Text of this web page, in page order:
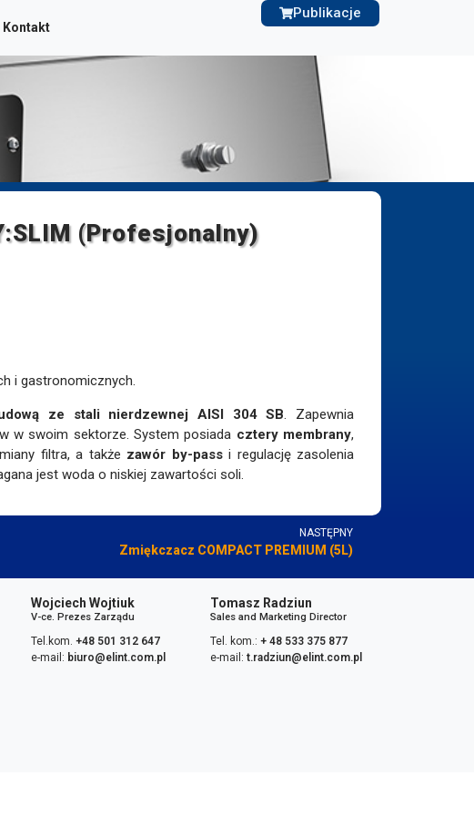
Kontakt
Publikacje
(Profesjonalny)
i gastronomicznych.
ze stali nierdzewnej AISI 304 SB . Zapewnia
w swoim sektorze. System posiada cztery membrany,
filtra, a także zawór by-passi regulację zasolenia
jest woda o niskiej zawartości soli.
NASTĘPNY
Zmiękczacz COMPACT PREMIUM (5L)
Wojciech Wojtiuk
V-ce. Prezes Zarządu
Tel.kom. +48 501 312 647
e-mail: biuro@elint.com.pl
Tomasz Radziun
Sales and Marketing Director
Tel. kom.:+ 48 533 375 877
e-mail:t.radziun@elint.com.pl